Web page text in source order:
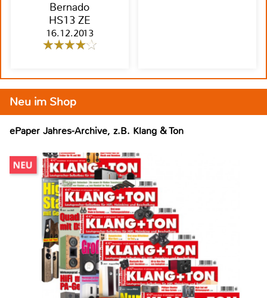
Bernado
HS13 ZE
16.12.2013
Neu im Shop
ePaper Jahres-Archive, z.B. Klang & Ton